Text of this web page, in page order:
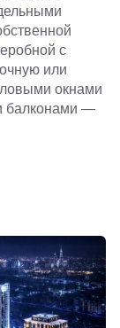
с
или
окнами
балконами —